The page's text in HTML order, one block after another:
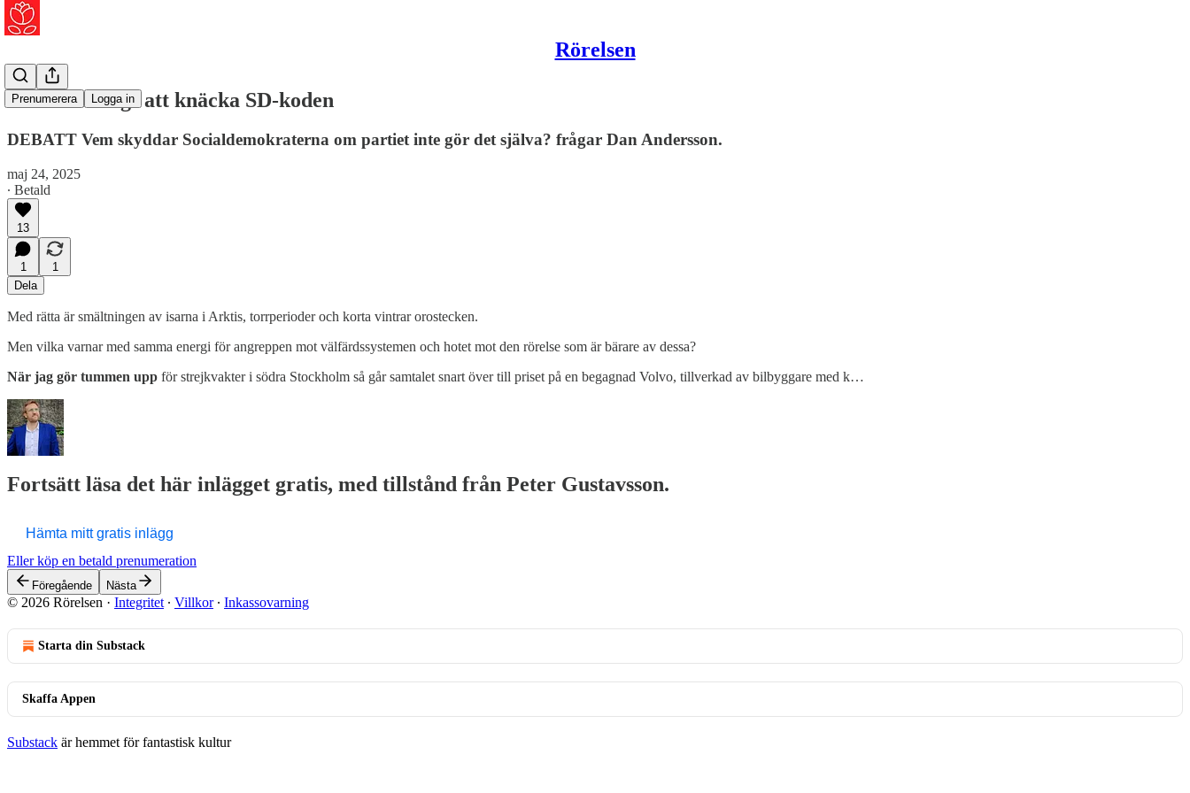
Rörelsen
Prenumerera Logga in
Nu är det dags att knäcka SD-koden
DEBATT Vem skyddar Socialdemokraterna om partiet inte gör det själva? frågar Dan Andersson.
maj 24, 2025
∙ Betald
13
1
1
Dela
Med rätta är smältningen av isarna i Arktis, torrperioder och korta vintrar orostecken.
Men vilka varnar med samma energi för angreppen mot välfärdssystemen och hotet mot den rörelse som är bärare av dessa?
När jag gör tummen upp för strejkvakter i södra Stockholm så går samtalet snart över till priset på en begagnad Volvo, tillverkad av bilbyggare med k…
Fortsätt läsa det här inlägget gratis, med tillstånd från Peter Gustavsson.
Hämta mitt gratis inlägg
Eller köp en betald prenumeration
Föregående Nästa
© 2026 Rörelsen · Integritet ∙ Villkor∙ Inkassovarning
Starta din Substack
Skaffa Appen
Substack är hemmet för fantastisk kultur